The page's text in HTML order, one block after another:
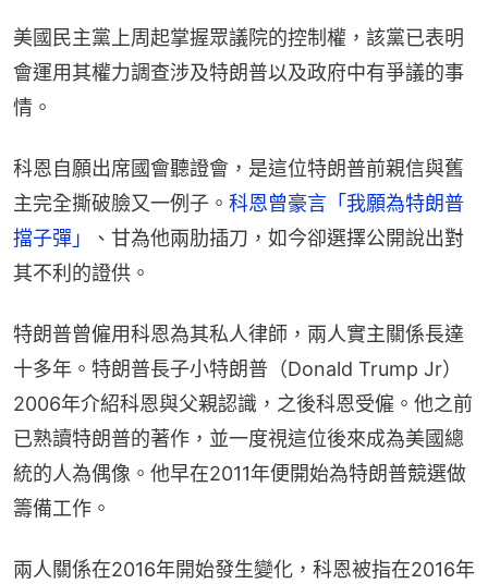
美國民主黨上周起掌握眾議院的控制權，該黨已表明
會運用其權力調查涉及特朗普以及政府中有爭議的事
情。
科恩自願出席國會聽證會，是這位特朗普前親信與舊
主完全撕破臉又一例子。 科恩曾豪言「我願為特朗普
擋子彈」
、甘為他兩肋插刀，如今卻選擇公開說出對
其不利的證供。
特朗普曾僱用科恩為其私人律師，兩人實主關係長達
十多年。特朗普長子小特朗普（Donald Trump Jr）
2006年介紹科恩與父親認識，之後科恩受僱。他之前
已熟讀特朗普的著作，並一度視這位後來成為美國總
統的人為偶像。他早在2011年便開始為特朗普競選做
籌備工作。
兩人關係在2016年開始發生變化，科恩被指在2016年